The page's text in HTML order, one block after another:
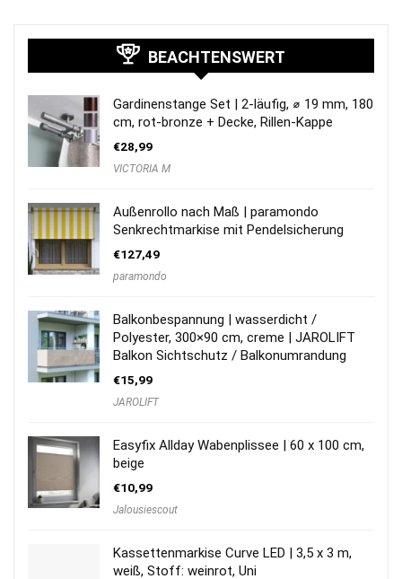
BEACHTENSWERT
Gardinenstange Set | 2-läufig, ⌀ 19 mm, 180
cm, rot-bronze + Decke, Rillen-Kappe
€28,99
VICTORIA M
Außenrollo nach Maß | paramondo
Senkrechtmarkise mit Pendelsicherung
€127,49
paramondo
Balkonbespannung | wasserdicht /
Polyester, 300×90 cm, creme | JAROLIFT
Balkon Sichtschutz / Balkonumrandung
€15,99
JAROLIFT
Easyfix Allday Wabenplissee | 60 x 100 cm,
beige
€10,99
Jalousiescout
Kassettenmarkise Curve LED | 3,5 x 3 m,
weiß, Stoff: weinrot, Uni